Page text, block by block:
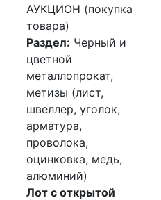
АУКЦИОН (покупка
товара)
Раздел: Черный и
цветной
металлопрокат,
метизы (лист,
швеллер, уголок,
арматура,
проволока,
оцинковка, медь,
алюминий)
Лот с открытой